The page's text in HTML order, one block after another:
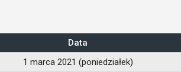
Data
1 marca 2021 (poniedziałek)